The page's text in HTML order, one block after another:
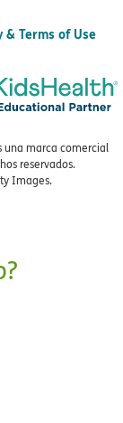
& Terms of Use
una marca comercial
reservados.
Images.